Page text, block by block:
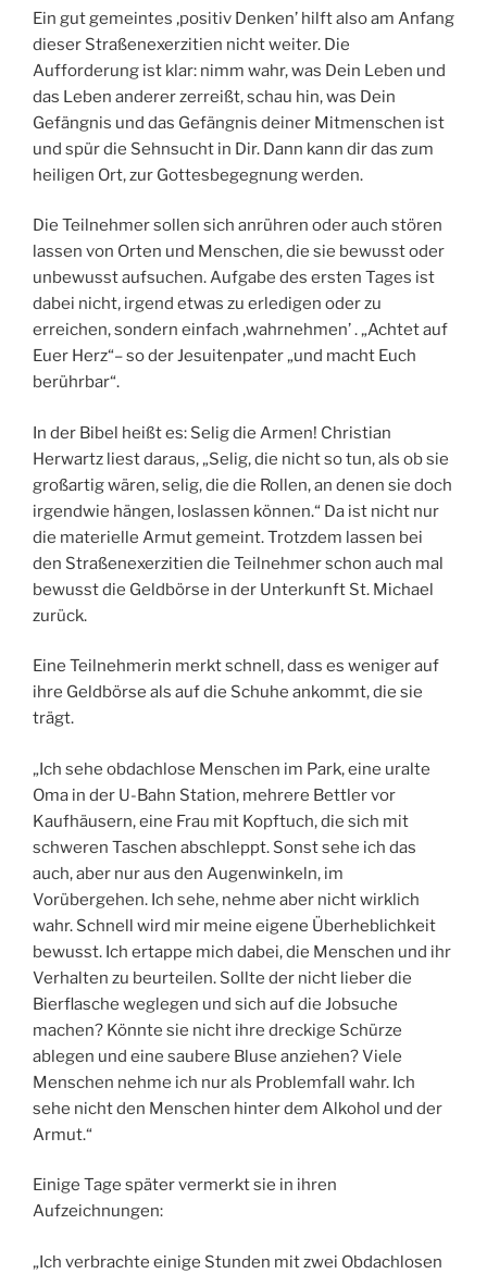
Ein gut gemeintes ‚positiv Denken’ hilft also am Anfang
dieser Straßenexerzitien nicht weiter. Die
Aufforderung ist klar: nimm wahr, was Dein Leben und
das Leben anderer zerreißt, schau hin, was Dein
Gefängnis und das Gefängnis deiner Mitmenschen ist
und spür die Sehnsucht in Dir. Dann kann dir das zum
heiligen Ort, zur Gottesbegegnung werden.
Die Teilnehmer sollen sich anrühren oder auch stören
lassen von Orten und Menschen, die sie bewusst oder
unbewusst aufsuchen. Aufgabe des ersten Tages ist
dabei nicht‚ irgend etwas zu erledigen oder zu
erreichen, sondern einfach ‚wahrnehmen’ . „Achtet auf
Euer Herz“– so der Jesuitenpater „und macht Euch
berührbar“.
In der Bibel heißt es: Selig die Armen! Christian
Herwartz liest daraus, „Selig, die nicht so tun, als ob sie
großartig wären, selig, die die Rollen, an denen sie doch
irgendwie hängen, loslassen können.“ Da ist nicht nur
die materielle Armut gemeint. Trotzdem lassen bei
den Straßenexerzitien die Teilnehmer schon auch mal
bewusst die Geldbörse in der Unterkunft St. Michael
zurück.
Eine Teilnehmerin merkt schnell, dass es weniger auf
ihre Geldbörse als auf die Schuhe ankommt, die sie
trägt.
„Ich sehe obdachlose Menschen im Park, eine uralte
Oma in der U-Bahn Station, mehrere Bettler vor
Kaufhäusern, eine Frau mit Kopftuch, die sich mit
schweren Taschen abschleppt. Sonst sehe ich das
auch, aber nur aus den Augenwinkeln, im
Vorübergehen. Ich sehe, nehme aber nicht wirklich
wahr. Schnell wird mir meine eigene Überheblichkeit
bewusst. Ich ertappe mich dabei, die Menschen und ihr
Verhalten zu beurteilen. Sollte der nicht lieber die
Bierflasche weglegen und sich auf die Jobsuche
machen? Könnte sie nicht ihre dreckige Schürze
ablegen und eine saubere Bluse anziehen? Viele
Menschen nehme ich nur als Problemfall wahr. Ich
sehe nicht den Menschen hinter dem Alkohol und der
Armut.“
Einige Tage später vermerkt sie in ihren
Aufzeichnungen:
„Ich verbrachte einige Stunden mit zwei Obdachlosen